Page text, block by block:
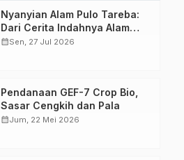
Nyanyian Alam Pulo Tareba:
Dari Cerita Indahnya Alam
hingga Marak Perburuan
calendar_monthSen, 27 Jul 2026
Pendanaan GEF-7 Crop Bio,
Sasar Cengkih dan Pala
calendar_monthJum, 22 Mei 2026